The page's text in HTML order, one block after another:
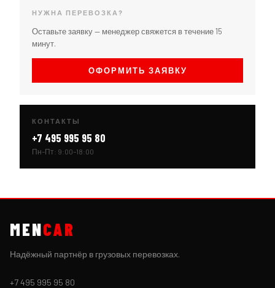
НУЖНА ПЕРЕВОЗКА?
Оставьте заявку — менеджер свяжется в течение 15
минут.
ОФОРМИТЬ ЗАЯВКУ
КОНТАКТЫ
+7 495 995 95 80
Пн–Пт: 9:00–18:00
MENCAR
Надёжный партнёр в грузовых перевозках.
+7 495 995 95 80